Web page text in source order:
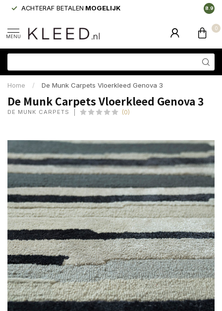
ACHTERAF BETALEN MOGELIJK 8.9
MENU
0
Home / De Munk Carpets Vloerkleed Genova 3
De Munk Carpets Vloerkleed Genova 3
DE MUNK CARPETS (0)